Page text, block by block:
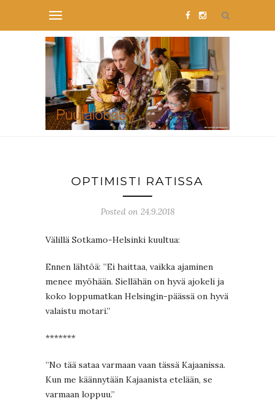
OPTIMISTI RATISSA
Posted on 24.9.2018
Välillä Sotkamo-Helsinki kuultua:
Ennen lähtöä: ”Ei haittaa, vaikka ajaminen
menee myöhään. Siellähän on hyvä ajokeli ja
koko loppumatkan Helsingin-päässä on hyvä
valaistu motari.”
*******
”No tää sataa varmaan vaan tässä Kajaanissa.
Kun me käännytään Kajaanista etelään, se
varmaan loppuu.”